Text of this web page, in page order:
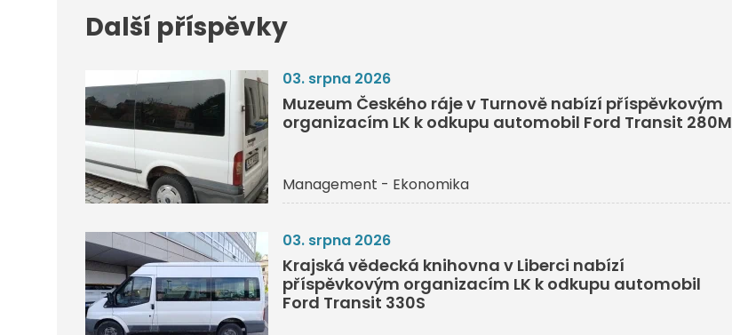
Další příspěvky
03. srpna 2026
Muzeum Českého ráje v Turnově nabízí příspěvkovým
organizacím LK k odkupu automobil Ford Transit 280M
Management - Ekonomika
03. srpna 2026
Krajská vědecká knihovna v Liberci nabízí
příspěvkovým organizacím LK k odkupu automobil
Ford Transit 330S